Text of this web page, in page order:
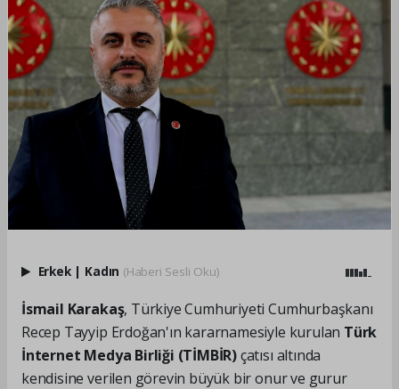
Erkek | Kadın (Haberi Sesli Oku)
İsmail Karakaş, Türkiye Cumhuriyeti Cumhurbaşkanı
Recep Tayyip Erdoğan'ın kararnamesiyle kurulan Türk
İnternet Medya Birliği (TİMBİR)çatısı altında
kendisine verilen görevin büyük bir onur ve gurur